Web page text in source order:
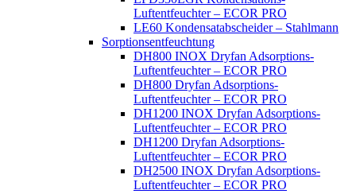
Luftentfeuchter – ECOR PRO
LE60 Kondensatabscheider – Stahlmann
Sorptionsentfeuchtung
DH800 INOX Dryfan Adsorptions-
Luftentfeuchter – ECOR PRO
DH800 Dryfan Adsorptions-
Luftentfeuchter – ECOR PRO
DH1200 INOX Dryfan Adsorptions-
Luftentfeuchter – ECOR PRO
DH1200 Dryfan Adsorptions-
Luftentfeuchter – ECOR PRO
DH2500 INOX Dryfan Adsorptions-
Luftentfeuchter – ECOR PRO